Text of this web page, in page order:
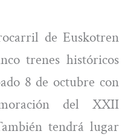
de Euskotren
trenes históricos
8 de octubre con
del XXII
tendrá lugar